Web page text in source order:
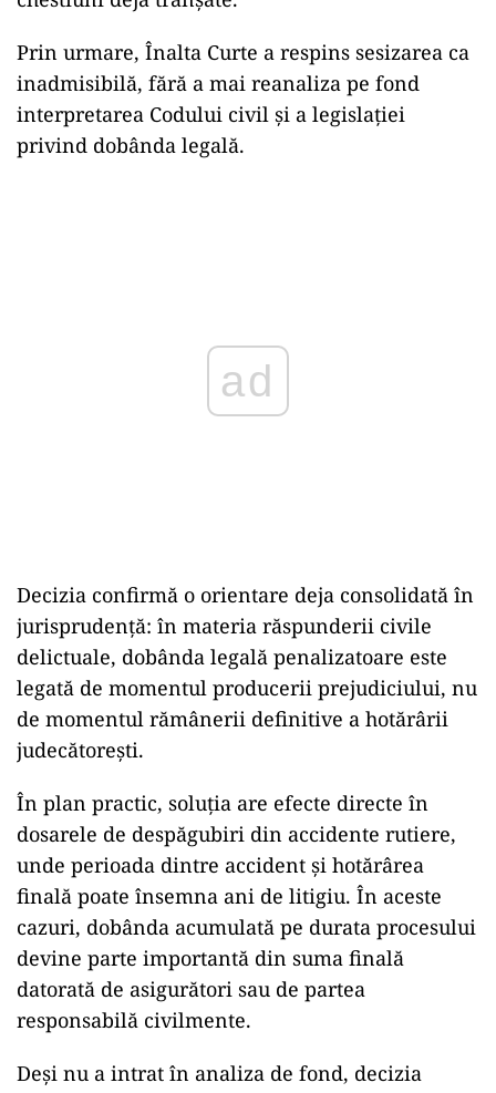
Prin urmare, Înalta Curte a respins sesizarea ca
inadmisibilă, fără a mai reanaliza pe fond
interpretarea Codului civil și a legislației
privind dobânda legală.
ad
Decizia confirmă o orientare deja consolidată în
jurisprudență: în materia răspunderii civile
delictuale, dobânda legală penalizatoare este
legată de momentul producerii prejudiciului, nu
de momentul rămânerii definitive a hotărârii
judecătorești.
În plan practic, soluția are efecte directe în
dosarele de despăgubiri din accidente rutiere,
unde perioada dintre accident și hotărârea
finală poate însemna ani de litigiu. În aceste
cazuri, dobânda acumulată pe durata procesului
devine parte importantă din suma finală
datorată de asigurători sau de partea
responsabilă civilmente.
Deși nu a intrat în analiza de fond, decizia